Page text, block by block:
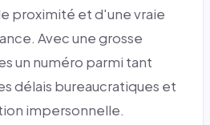
proximité et d'une vraie
Avec une grosse
un numéro parmi tant
délais bureaucratiques et
impersonnelle.